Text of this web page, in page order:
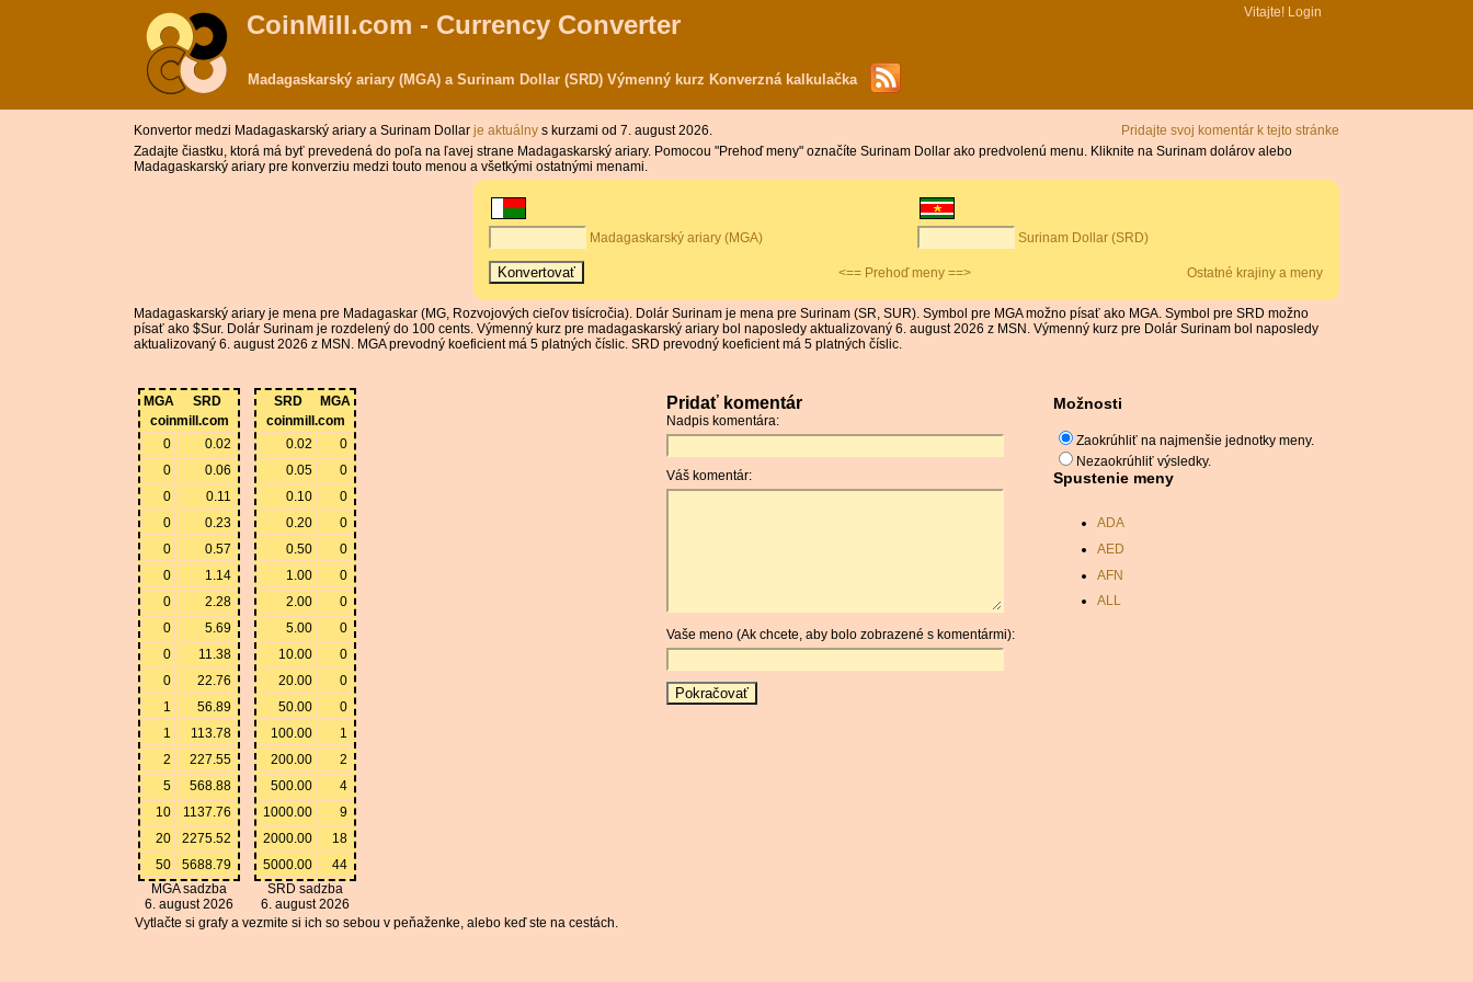
CoinMill.com - Currency Converter Vitajte! Login
Madagaskarský ariary (MGA) a Surinam Dollar (SRD) Výmenný kurz Konverzná kalkulačka
Pridajte svoj komentár k tejto stránke
Konvertor medzi Madagaskarský ariary a Surinam Dollar je aktuálny s kurzami od 7. august 2026.
Zadajte čiastku, ktorá má byť prevedená do poľa na ľavej strane Madagaskarský ariary. Pomocou "Prehoď meny" označíte Surinam Dollar ako predvolenú menu. Kliknite na Surinam dolárov alebo
Madagaskarský ariary pre konverziu medzi touto menou a všetkými ostatnými menami.
Madagaskarský ariary (MGA) Surinam Dollar (SRD)
<== Prehoď meny ==> Ostatné krajiny a meny
Madagaskarský ariary je mena pre Madagaskar (MG, Rozvojových cieľov tisícročia). Dolár Surinam je mena pre Surinam (SR, SUR). Symbol pre MGA možno písať ako MGA. Symbol pre SRD možno
písať ako $Sur. Dolár Surinam je rozdelený do 100 cents. Výmenný kurz pre madagaskarský ariary bol naposledy aktualizovaný 6. august 2026 z MSN. Výmenný kurz pre Dolár Surinam bol naposledy
aktualizovaný 6. august 2026 z MSN. MGA prevodný koeficient má 5 platných číslic. SRD prevodný koeficient má 5 platných číslic.
MGA
SRD
coinmill.com
0
0.02
0
0.06
0
0.11
0
0.23
0
0.57
0
1.14
0
2.28
0
5.69
0
11.38
0
22.76
1
56.89
1
113.78
2
227.55
5
568.88
10
1137.76
20
2275.52
50
5688.79
MGA sadzba
6. august 2026
SRD
MGA
coinmill.com
0.02
0
0.05
0
0.10
0
0.20
0
0.50
0
1.00
0
2.00
0
5.00
0
10.00
0
20.00
0
50.00
0
100.00
1
200.00
2
500.00
4
1000.00
9
2000.00
18
5000.00
44
SRD sadzba
6. august 2026
Vytlačte si grafy a vezmite si ich so sebou v peňaženke, alebo keď ste na cestách.
Pridať komentár
Nadpis komentára:
Váš komentár:
Vaše meno (Ak chcete, aby bolo zobrazené s komentármi):
Možnosti
Zaokrúhliť na najmenšie jednotky meny.
Nezaokrúhliť výsledky.
Spustenie meny
ADA
AED
AFN
ALL